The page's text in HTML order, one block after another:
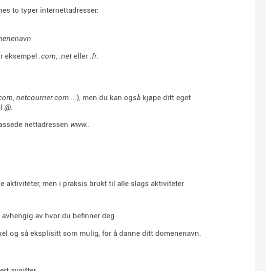
to typer internettadresser:
eksempel .com, .net eller .fr.
, netcourrier.com ...), men du kan også kjøpe ditt eget
@.
nettadressen www..
aktiviteter, men i praksis brukt til alle slags aktiviteter
avhengig av hvor du befinner deg
og så eksplisitt som mulig, for å danne ditt domenenavn.